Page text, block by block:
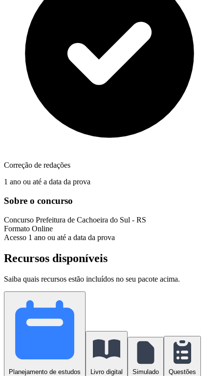
Correção de redações
1 ano ou até a data da prova
Sobre o concurso
Concurso Prefeitura de Cachoeira do Sul - RS
Formato Online
Acesso 1 ano ou até a data da prova
Recursos disponíveis
Saiba quais recursos estão incluídos no seu pacote acima.
Planejamento de estudos Livro digital Simulado Questões